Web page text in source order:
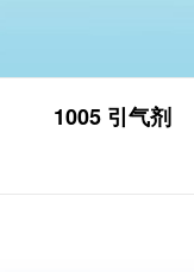
1005 引气剂